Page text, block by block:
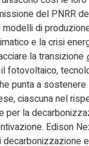
del PNRR
di
e la crisi
la transizione
fotovoltaico,
punta a
ciascuna nel
per la
Edison